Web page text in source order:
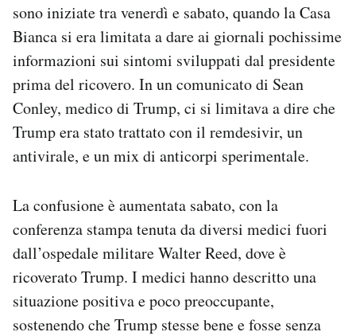
sono iniziate tra venerdì e sabato, quando la Casa
Bianca si era limitata a dare ai giornali pochissime
informazioni sui sintomi sviluppati dal presidente
prima del ricovero. In un comunicato di Sean
Conley, medico di Trump, ci si limitava a dire che
Trump era stato trattato con il remdesivir, un
antivirale, e un mix di anticorpi sperimentale.
La confusione è aumentata sabato, con la
conferenza stampa tenuta da diversi medici fuori
dall’ospedale militare Walter Reed, dove è
ricoverato Trump. I medici hanno descritto una
situazione positiva e poco preoccupante,
sostenendo che Trump stesse bene e fosse senza